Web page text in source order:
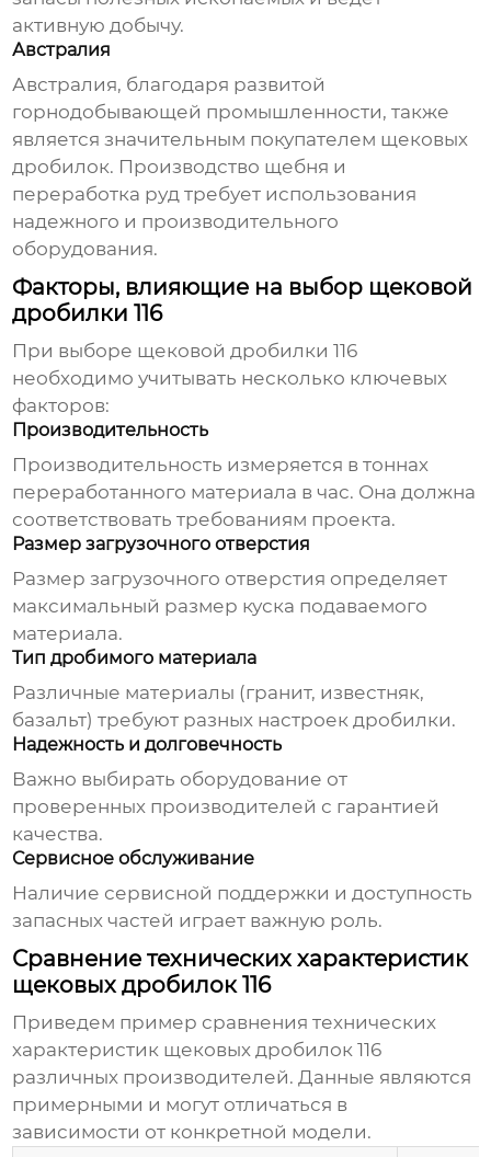
активную добычу.
Австралия
Австралия, благодаря развитой
горнодобывающей промышленности, также
является значительным покупателем щековых
дробилок. Производство щебня и
переработка руд требует использования
надежного и производительного
оборудования.
Факторы, влияющие на выбор щековой
дробилки 116
При выборе щековой дробилки 116
необходимо учитывать несколько ключевых
факторов:
Производительность
Производительность измеряется в тоннах
переработанного материала в час. Она должна
соответствовать требованиям проекта.
Размер загрузочного отверстия
Размер загрузочного отверстия определяет
максимальный размер куска подаваемого
материала.
Тип дробимого материала
Различные материалы (гранит, известняк,
базальт) требуют разных настроек дробилки.
Надежность и долговечность
Важно выбирать оборудование от
проверенных производителей с гарантией
качества.
Сервисное обслуживание
Наличие сервисной поддержки и доступность
запасных частей играет важную роль.
Сравнение технических характеристик
щековых дробилок 116
Приведем пример сравнения технических
характеристик щековых дробилок 116
различных производителей. Данные являются
примерными и могут отличаться в
зависимости от конкретной модели.